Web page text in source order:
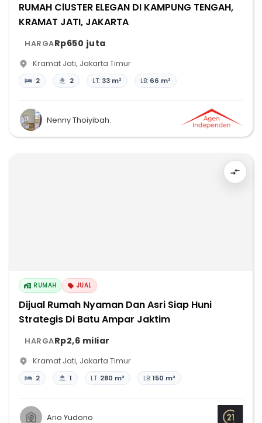
RUMAH ClUSTER ELEGAN DI KAMPUNG TENGAH,
KRAMAT JATI, JAKARTA
HARGARp650 juta
Kramat Jati, Jakarta Timur
2 2 LT: 33 m² LB: 66 m²
Nenny Thoiyibah.
RUMAH JUAL
Dijual Rumah Nyaman Dan Asri Siap Huni
Strategis Di Batu Ampar Jaktim
HARGARp2,6 miliar
Kramat Jati, Jakarta Timur
2 1 LT: 280 m² LB:150 m²
Ario Yudono